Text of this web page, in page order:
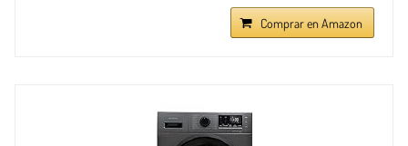
Comprar en Amazon